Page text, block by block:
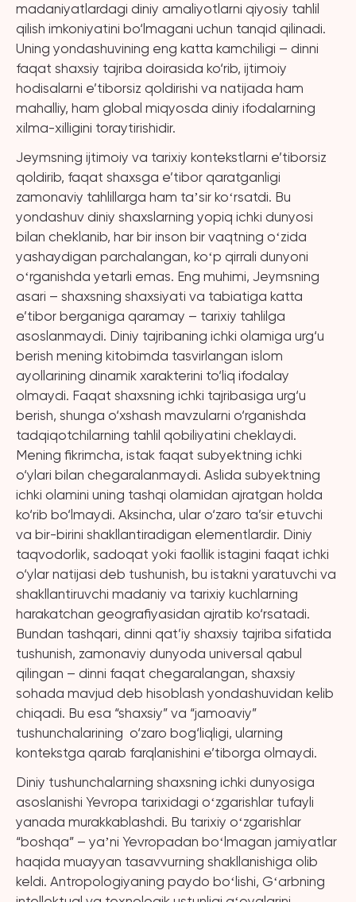
madaniyatlardagi diniy amaliyotlarni qiyosiy tahlil
qilish imkoniyatini bo‘lmagani uchun tanqid qilinadi.
Uning yondashuvining eng katta kamchiligi – dinni
faqat shaxsiy tajriba doirasida ko‘rib, ijtimoiy
hodisalarni e’tiborsiz qoldirishi va natijada ham
mahalliy, ham global miqyosda diniy ifodalarning
xilma-xilligini toraytirishidir.
Jeymsning ijtimoiy va tarixiy kontekstlarni e’tiborsiz
qoldirib, faqat shaxsga e’tibor qaratganligi
zamonaviy tahlillarga ham taʼsir koʻrsatdi. Bu
yondashuv diniy shaxslarning yopiq ichki dunyosi
bilan cheklanib, har bir inson bir vaqtning oʻzida
yashaydigan parchalangan, koʻp qirrali dunyoni
oʻrganishda yetarli emas. Eng muhimi, Jeymsning
asari – shaxsning shaxsiyati va tabiatiga katta
e’tibor berganiga qaramay – tarixiy tahlilga
asoslanmaydi. Diniy tajribaning ichki olamiga urg‘u
berish mening kitobimda tasvirlangan islom
ayollarining dinamik xarakterini to‘liq ifodalay
olmaydi. Faqat shaxsning ichki tajribasiga urg‘u
berish, shunga o‘xshash mavzularni o‘rganishda
tadqiqotchilarning tahlil qobiliyatini cheklaydi.
Mening fikrimcha, istak faqat subyektning ichki
o‘ylari bilan chegaralanmaydi. Aslida subyektning
ichki olamini uning tashqi olamidan ajratgan holda
ko‘rib bo‘lmaydi. Aksincha, ular o‘zaro ta’sir etuvchi
va bir-birini shakllantiradigan elementlardir. Diniy
taqvodorlik, sadoqat yoki faollik istagini faqat ichki
o‘ylar natijasi deb tushunish, bu istakni yaratuvchi va
shakllantiruvchi madaniy va tarixiy kuchlarning
harakatchan geografiyasidan ajratib ko‘rsatadi.
Bundan tashqari, dinni qat’iy shaxsiy tajriba sifatida
tushunish, zamonaviy dunyoda universal qabul
qilingan – dinni faqat chegaralangan, shaxsiy
sohada mavjud deb hisoblash yondashuvidan kelib
chiqadi. Bu esa “shaxsiy” va “jamoaviy”
tushunchalarining o‘zaro bog‘liqligi, ularning
kontekstga qarab farqlanishini e’tiborga olmaydi.
Diniy tushunchalarning shaxsning ichki dunyosiga
asoslanishi Yevropa tarixidagi oʻzgarishlar tufayli
yanada murakkablashdi. Bu tarixiy oʻzgarishlar
“boshqa” – yaʼni Yevropadan boʻlmagan jamiyatlar
haqida muayyan tasavvurning shakllanishiga olib
keldi. Antropologiyaning paydo boʻlishi, Gʻarbning